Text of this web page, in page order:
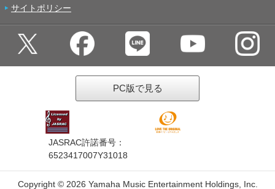
サイトポリシー
PC版で見る
JASRAC許諾番号：
6523417007Y31018
Copyright © 2026 Yamaha Music Entertainment Holdings, Inc.